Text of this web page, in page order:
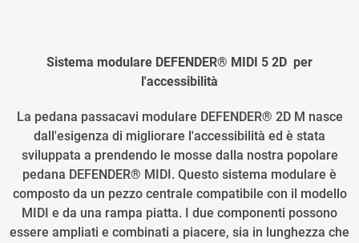
Sistema modulare DEFENDER® MIDI 5 2D per
l'accessibilità
La pedana passacavi modulare DEFENDER® 2D M nasce
dall'esigenza di migliorare l'accessibilità ed è stata
sviluppata a prendendo le mosse dalla nostra popolare
pedana DEFENDER® MIDI. Questo sistema modulare è
composto da un pezzo centrale compatibile con il modello
MIDI e da una rampa piatta. I due componenti possono
essere ampliati e combinati a piacere, sia in lunghezza che